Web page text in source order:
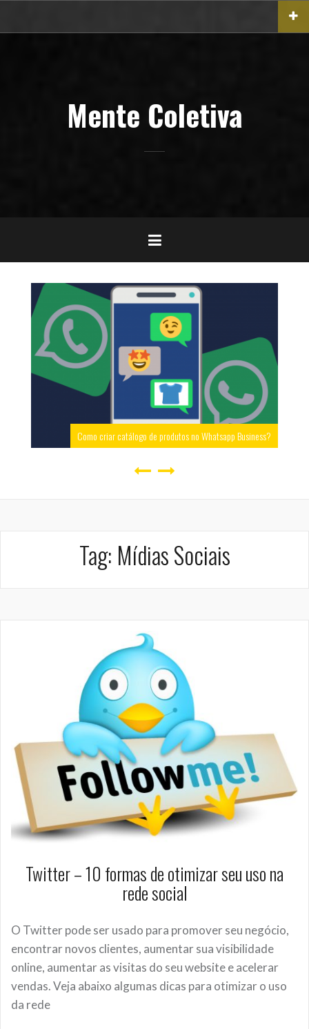
Mente Coletiva
Como criar catálogo de produtos no Whatsapp Business?
Tag: Mídias Sociais
Twitter – 10 formas de otimizar seu uso na
rede social
O Twitter pode ser usado para promover seu negócio,
encontrar novos clientes, aumentar sua visibilidade
online, aumentar as visitas do seu website e acelerar
vendas. Veja abaixo algumas dicas para otimizar o uso
da rede